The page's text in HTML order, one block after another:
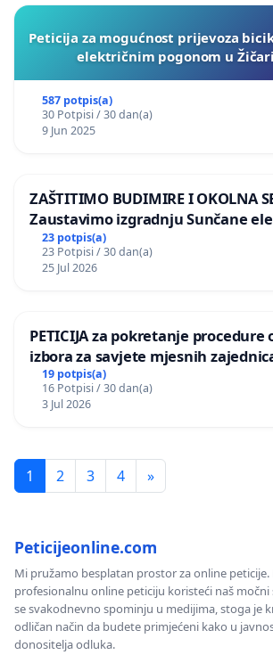
Peticija za mogućnost prijevoza
električnim pogonom u
587 potpis(a)
30 Potpisi / 30 dan(a)
9 Jun 2025
ZAŠTITIMO BUDIMIRE I OKOLNA
Zaustavimo izgradnju Sunčane
Vedrine na području Ugljana
23 potpis(a)
23 Potpisi / 30 dan(a)
25 Jul 2026
PETICIJA za pokretanje procedure
izbora za savjete mjesnih
Bugojno
19 potpis(a)
16 Potpisi / 30 dan(a)
3 Jul 2026
1 2 3 4 »
Peticijeonline.com
Mi pružamo besplatan prostor za online
profesionalnu online peticiju koristeći naš močni
se svakodnevno spominju u medijima, stoga je
odličan način da budete primjećeni kako u
donositelja odluka.